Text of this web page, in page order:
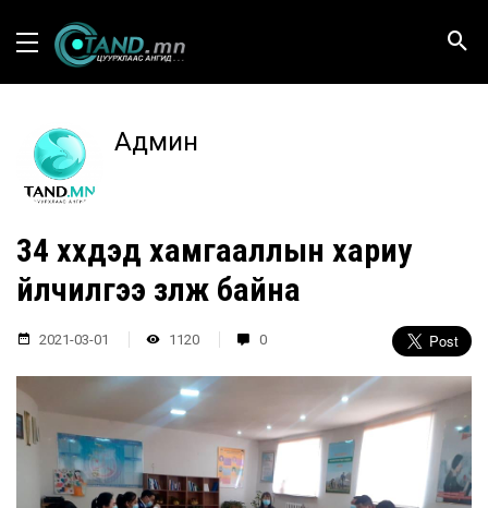
Админ
34 хүүхдэд хамгааллын хариу
үйлчилгээ үзүүлж байна
2021-03-01 1120 0